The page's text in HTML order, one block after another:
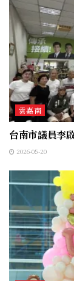
雲嘉南
台南市議員李
2026-05-20